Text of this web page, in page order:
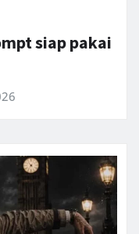
siap pakai